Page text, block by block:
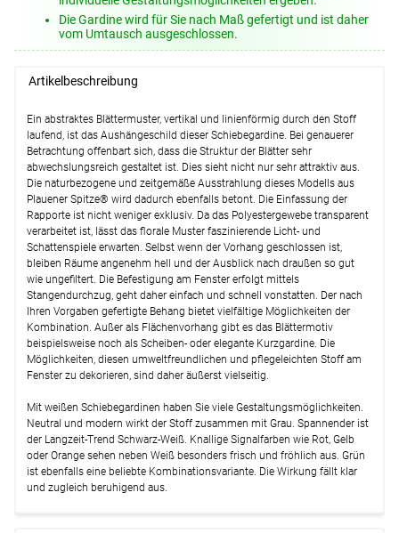
Optionen verfügbar, bitte konfigurieren.
Die Gardine wird für Sie nach Maß gefertigt und ist daher
vom Umtausch ausgeschlossen.
Artikelbeschreibung
Ein abstraktes Blättermuster, vertikal und linienförmig durch den Stoff
laufend, ist das Aushängeschild dieser Schiebegardine. Bei genauerer
Betrachtung offenbart sich, dass die Struktur der Blätter sehr
abwechslungsreich gestaltet ist. Dies sieht nicht nur sehr attraktiv aus.
Die naturbezogene und zeitgemäße Ausstrahlung dieses Modells aus
Plauener Spitze® wird dadurch ebenfalls betont. Die Einfassung der
Rapporte ist nicht weniger exklusiv. Da das Polyestergewebe transparent
verarbeitet ist, lässt das florale Muster faszinierende Licht- und
Schattenspiele erwarten. Selbst wenn der Vorhang geschlossen ist,
bleiben Räume angenehm hell und der Ausblick nach draußen so gut
wie ungefiltert. Die Befestigung am Fenster erfolgt mittels
Stangendurchzug, geht daher einfach und schnell vonstatten. Der nach
Ihren Vorgaben gefertigte Behang bietet vielfältige Möglichkeiten der
Kombination. Außer als Flächenvorhang gibt es das Blättermotiv
beispielsweise noch als Scheiben- oder elegante Kurzgardine. Die
Möglichkeiten, diesen umweltfreundlichen und pflegeleichten Stoff am
Fenster zu dekorieren, sind daher äußerst vielseitig.
Mit weißen Schiebegardinen haben Sie viele Gestaltungsmöglichkeiten.
Neutral und modern wirkt der Stoff zusammen mit Grau. Spannender ist
der Langzeit-Trend Schwarz-Weiß. Knallige Signalfarben wie Rot, Gelb
oder Orange sehen neben Weiß besonders frisch und fröhlich aus. Grün
ist ebenfalls eine beliebte Kombinationsvariante. Die Wirkung fällt klar
und zugleich beruhigend aus.